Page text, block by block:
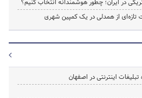
در ایران؛ چطور هوشمندانه انتخاب کنیم؟
تازه‌ای از همدلی در یک کمپین شهری
اینترنتی در اصفهان